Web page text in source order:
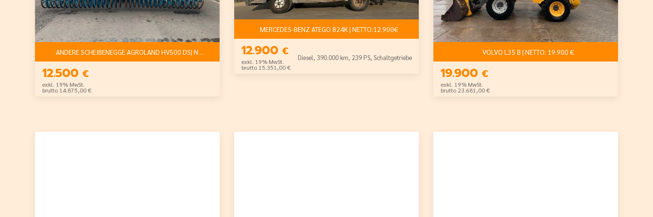
ANDERE SCHEIBENEGGE AGROLAND HV500 DS| NETTO:12.500€
12.500 €
exkl. 19% MwSt.
brutto 14.875,00 €
MERCEDES-BENZ ATEGO 824K | NETTO:12.900€
12.900 €
exkl. 19% MwSt.
brutto 15.351,00 €
Diesel, 390.000 km, 239 PS, Schaltgetriebe
VOLVO L35 B | NETTO: 19.900 €
19.900 €
exkl. 19% MwSt.
brutto 23.681,00 €